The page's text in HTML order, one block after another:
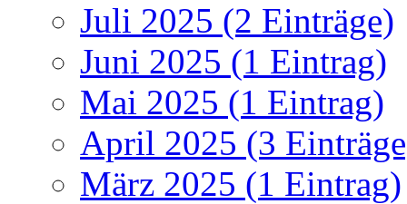
Juli 2025 (2 Einträge)
Juni 2025 (1 Eintrag)
Mai 2025 (1 Eintrag)
April 2025 (3
März 2025 (1 Eintrag)